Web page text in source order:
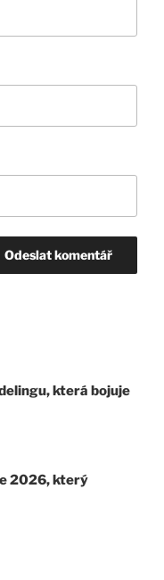
která bojuje
2026, který